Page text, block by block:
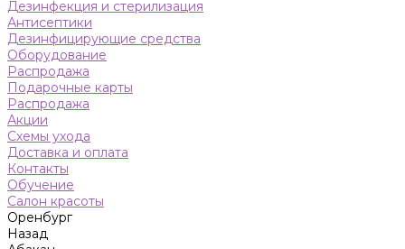
Дезинфекция и стерилизация
Антисептики
Дезинфицирующие средства
Оборудование
Распродажа
Подарочные карты
Распродажа
Акции
Схемы ухода
Доставка и оплата
Контакты
Обучение
Салон красоты
Оренбург
Назад